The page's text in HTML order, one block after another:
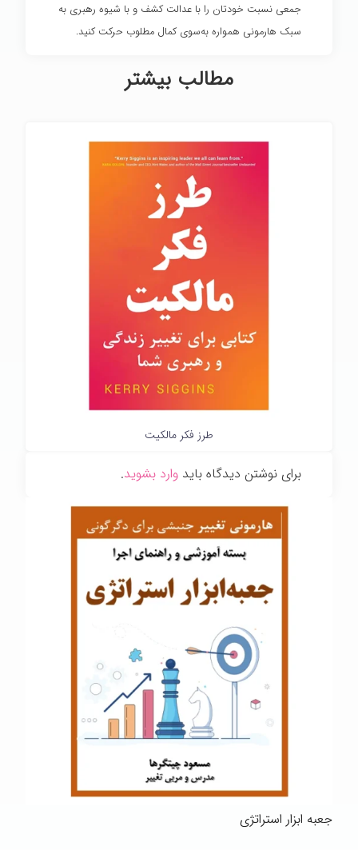
جمعی نسبت خودتان را با عدالت کشف و با شیوه رهبری به
سبک هارمونی همواره به‌سوی کمال مطلوب حرکت کنید.
مطالب بیشتر
طرز فکر مالکیت
برای نوشتن دیدگاه باید وارد بشوید.
جعبه ابزار استراتژی